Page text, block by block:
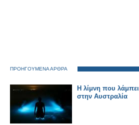
ΠΡΟΗΓΟΥΜΕΝΑ ΑΡΘΡΑ
Η λίμνη που λάμπει
στην Αυστραλία